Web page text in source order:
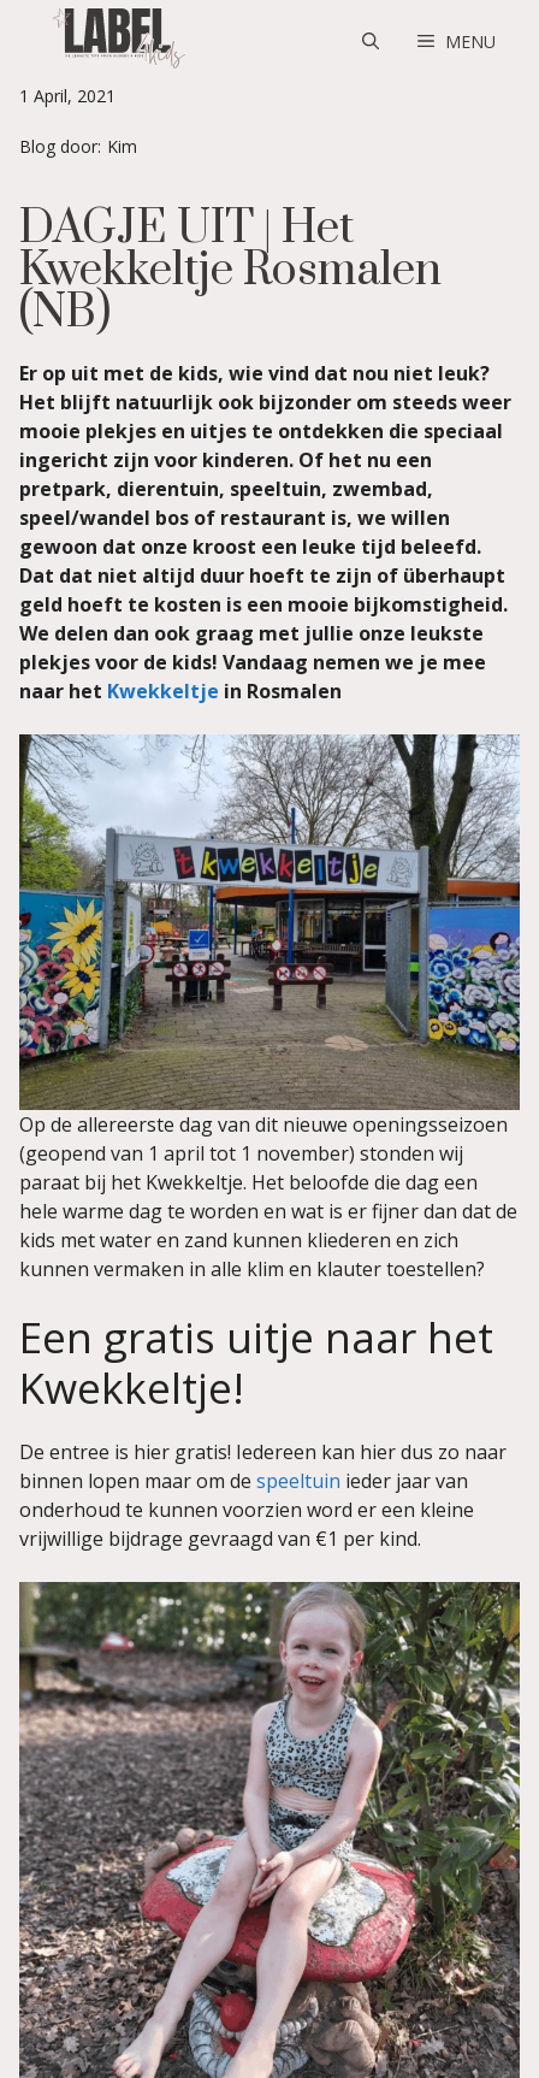
MENU
1 April, 2021
Blog door: Kim
DAGJE UIT | Het
Kwekkeltje Rosmalen
(NB)
Er op uit met de kids, wie vind dat nou niet leuk?
Het blijft natuurlijk ook bijzonder om steeds weer
mooie plekjes en uitjes te ontdekken die speciaal
ingericht zijn voor kinderen. Of het nu een
pretpark, dierentuin, speeltuin, zwembad,
speel/wandel bos of restaurant is, we willen
gewoon dat onze kroost een leuke tijd beleefd.
Dat dat niet altijd duur hoeft te zijn of überhaupt
geld hoeft te kosten is een mooie bijkomstigheid.
We delen dan ook graag met jullie onze leukste
plekjes voor de kids! Vandaag nemen we je mee
naar het Kwekkeltje in Rosmalen
Op de allereerste dag van dit nieuwe openingsseizoen
(geopend van 1 april tot 1 november) stonden wij
paraat bij het Kwekkeltje. Het beloofde die dag een
hele warme dag te worden en wat is er fijner dan dat de
kids met water en zand kunnen kliederen en zich
kunnen vermaken in alle klim en klauter toestellen?
Een gratis uitje naar het
Kwekkeltje!
De entree is hier gratis! Iedereen kan hier dus zo naar
binnen lopen maar om de speeltuin ieder jaar van
onderhoud te kunnen voorzien word er een kleine
vrijwillige bijdrage gevraagd van €1 per kind.